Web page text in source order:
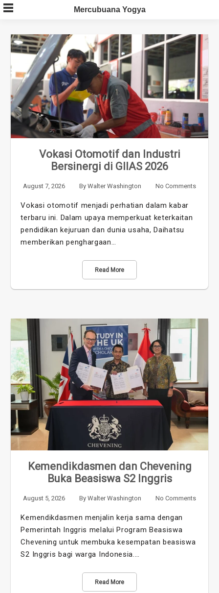
Skip
to
Mercubuana Yogya
Vokasi Otomotif dan Industri
Bersinergi di GIIAS 2026
August 7, 2026 By Walter Washington No Comments
Vokasi otomotif menjadi perhatian dalam kabar
terbaru ini. Dalam upaya memperkuat keterkaitan
pendidikan kejuruan dan dunia usaha, Daihatsu
memberikan penghargaan…
Read More
Kemendikdasmen dan Chevening
Buka Beasiswa S2 Inggris
August 5, 2026 By Walter Washington No Comments
Kemendikdasmen menjalin kerja sama dengan
Pemerintah Inggris melalui Program Beasiswa
Chevening untuk membuka kesempatan beasiswa
S2 Inggris bagi warga Indonesia.…
Read More